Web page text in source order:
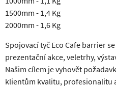
1500mm - 1,4 Kg
2000mm - 1,6 Kg
Spojovací tyč Eco Cafe barrier
prezentační akce, veletrhy,
Našim cílem je vyhovět
klientům kvalitu, profesionalitu